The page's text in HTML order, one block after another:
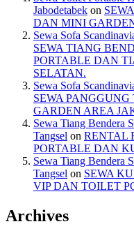
Jabodetabek on
DAN MINI
Sewa Sofa
SEWA TIANG
PORTABLE DAN
SELATAN.
Sewa Sofa
SEWA
GARDEN AREA
Sewa Tiang Bendera
Tangsel on RENTAL
PORTABLE DAN
Sewa Tiang Bendera
Tangsel on SEWA
VIP DAN TOILET
Archives